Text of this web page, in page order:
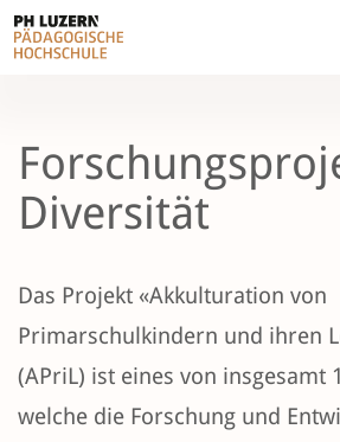
Diversität
Das Projekt «Akkulturation von
Primarschulkindern und ihren
(APriL) ist eines von insgesamt
welche die Forschung und